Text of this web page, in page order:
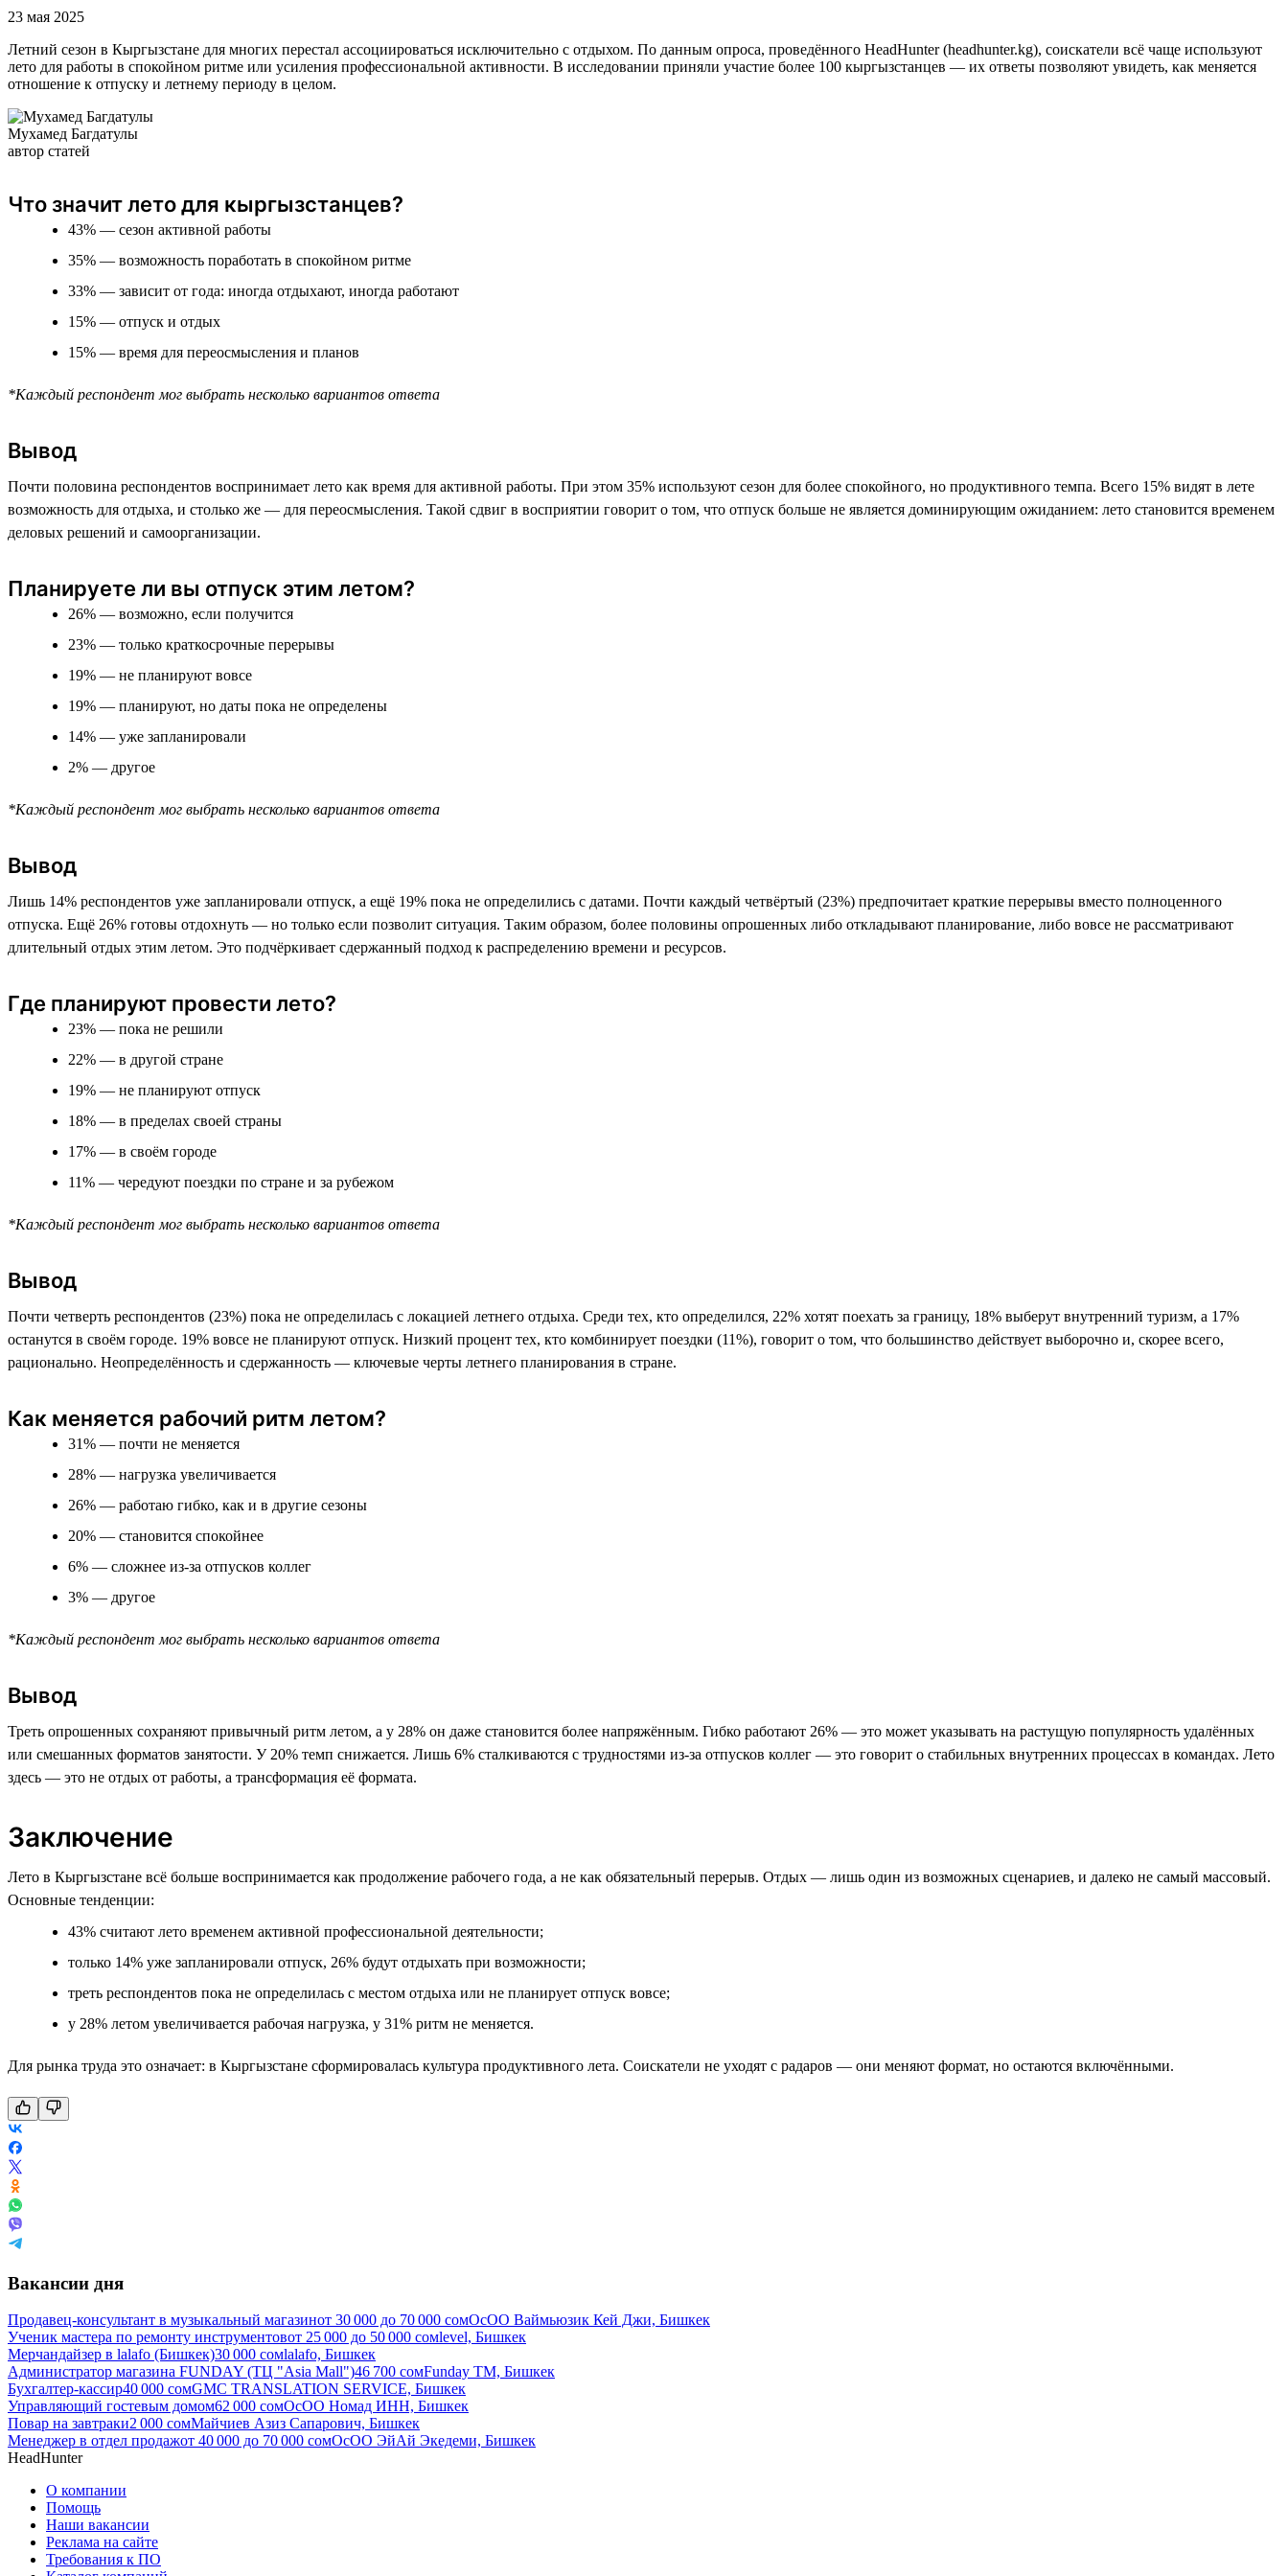
23 мая 2025
Летний сезон в Кыргызстане для многих перестал ассоциироваться исключительно с отдыхом. По данным опроса, проведённого HeadHunter (headhunter.kg), соискатели всё чаще используют
лето для работы в спокойном ритме или усиления профессиональной активности. В исследовании приняли участие более 100 кыргызстанцев — их ответы позволяют увидеть, как меняется
отношение к отпуску и летнему периоду в целом.
Мухамед Багдатулы
автор статей
Что значит лето для кыргызстанцев?
43% — сезон активной работы
35% — возможность поработать в спокойном ритме
33% — зависит от года: иногда отдыхают, иногда работают
15% — отпуск и отдых
15% — время для переосмысления и планов
*Каждый респондент мог выбрать несколько вариантов ответа
Вывод
Почти половина респондентов воспринимает лето как время для активной работы. При этом 35% используют сезон для более спокойного, но продуктивного темпа. Всего 15% видят в лете
возможность для отдыха, и столько же — для переосмысления. Такой сдвиг в восприятии говорит о том, что отпуск больше не является доминирующим ожиданием: лето становится временем
деловых решений и самоорганизации.
Планируете ли вы отпуск этим летом?
26% — возможно, если получится
23% — только краткосрочные перерывы
19% — не планируют вовсе
19% — планируют, но даты пока не определены
14% — уже запланировали
2% — другое
*Каждый респондент мог выбрать несколько вариантов ответа
Вывод
Лишь 14% респондентов уже запланировали отпуск, а ещё 19% пока не определились с датами. Почти каждый четвёртый (23%) предпочитает краткие перерывы вместо полноценного
отпуска. Ещё 26% готовы отдохнуть — но только если позволит ситуация. Таким образом, более половины опрошенных либо откладывают планирование, либо вовсе не рассматривают
длительный отдых этим летом. Это подчёркивает сдержанный подход к распределению времени и ресурсов.
Где планируют провести лето?
23% — пока не решили
22% — в другой стране
19% — не планируют отпуск
18% — в пределах своей страны
17% — в своём городе
11% — чередуют поездки по стране и за рубежом
*Каждый респондент мог выбрать несколько вариантов ответа
Вывод
Почти четверть респондентов (23%) пока не определилась с локацией летнего отдыха. Среди тех, кто определился, 22% хотят поехать за границу, 18% выберут внутренний туризм, а 17%
останутся в своём городе. 19% вовсе не планируют отпуск. Низкий процент тех, кто комбинирует поездки (11%), говорит о том, что большинство действует выборочно и, скорее всего,
рационально. Неопределённость и сдержанность — ключевые черты летнего планирования в стране.
Как меняется рабочий ритм летом?
31% — почти не меняется
28% — нагрузка увеличивается
26% — работаю гибко, как и в другие сезоны
20% — становится спокойнее
6% — сложнее из-за отпусков коллег
3% — другое
*Каждый респондент мог выбрать несколько вариантов ответа
Вывод
Треть опрошенных сохраняют привычный ритм летом, а у 28% он даже становится более напряжённым. Гибко работают 26% — это может указывать на растущую популярность удалённых
или смешанных форматов занятости. У 20% темп снижается. Лишь 6% сталкиваются с трудностями из-за отпусков коллег — это говорит о стабильных внутренних процессах в командах. Лето
здесь — это не отдых от работы, а трансформация её формата.
Заключение
Лето в Кыргызстане всё больше воспринимается как продолжение рабочего года, а не как обязательный перерыв. Отдых — лишь один из возможных сценариев, и далеко не самый массовый.
Основные тенденции:
43% считают лето временем активной профессиональной деятельности;
только 14% уже запланировали отпуск, 26% будут отдыхать при возможности;
треть респондентов пока не определилась с местом отдыха или не планирует отпуск вовсе;
у 28% летом увеличивается рабочая нагрузка, у 31% ритм не меняется.
Для рынка труда это означает: в Кыргызстане сформировалась культура продуктивного лета. Соискатели не уходят с радаров — они меняют формат, но остаются включёнными.
Вакансии дня
Продавец-консультант в музыкальный магазинот 30 000 до 70 000 сомОсОО Ваймьюзик Кей Джи, Бишкек
Ученик мастера по ремонту инструментовот 25 000 до 50 000 сомlevel, Бишкек
Мерчандайзер в lalafo (Бишкек)30 000 сомlalafo, Бишкек
Администратор магазина FUNDAY (ТЦ "Asia Mall")46 700 сомFunday ТМ, Бишкек
Бухгалтер-кассир40 000 сомGMC TRANSLATION SERVICE, Бишкек
Управляющий гостевым домом62 000 сомОсОО Номад ИНН, Бишкек
Повар на завтраки2 000 сомМайчиев Азиз Сапарович, Бишкек
Менеджер в отдел продажот 40 000 до 70 000 сомОсОО ЭйАй Экедеми, Бишкек
HeadHunter
О компании
Помощь
Наши вакансии
Реклама на сайте
Требования к ПО